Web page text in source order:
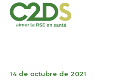
contenido
14 de octubre de 2021